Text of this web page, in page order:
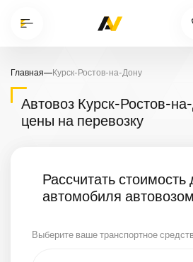
Главная—Курск-Ростов-на-Дону
Автовоз Курск-Ростов-
цены на перевозку
Рассчитать стоимость
автомобиля автовозом
Выберите ваше транспортное